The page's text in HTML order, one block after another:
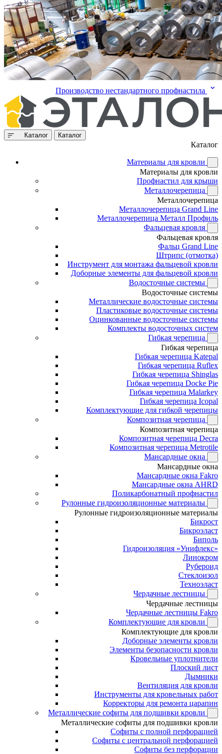
Производство нестандартного профнастила
Каталог Каталог
Каталог
Материалы для кровли
Материалы для кровли
Профнастил для крыши
Металлочерепица
Металлочерепица
Металлочерепица Grand Line
Металлочерепица Металл Профиль
Фальцевая кровля
Фальцевая кровля
Фальц Grand Line
Штрипс (отмотка)
Инструмент для монтажа фальцевой кровли
Доборные элементы для фальцевой кровли
Водосточные системы
Водосточные системы
Металлические водосточные системы
Пластиковые водосточные системы
Оцинкованные водосточные системы
Комплекты водосточных систем
Гибкая черепица
Гибкая черепица
Гибкая черепица Katepal
Гибкая черепица Ruflex
Гибкая черепица Shinglas
Гибкая черепица Docke Pie
Гибкая черепица Malarkey
Гибкая черепица Icopal
Комплектующие для гибкой черепицы
Композитная черепица
Композитная черепица
Композитная черепица Decra
Композитная черепица Metrotile
Мансардные окна
Мансардные окна
Мансардные окна Fakro
Мансардные окна AHRD
Поликарбонатный профнастил
Рулонные гидроизоляционные материалы
Рулонные гидроизоляционные материалы
Бикрост
Бикроэласт
Биполь
Гидроизоляция «Унифлекс»
Линокром
Рубероид
Стеклоизол
Техноэласт
Чердачные лестницы
Чердачные лестницы
Чердачные лестницы Fakro
Комплектующие для кровли
Комплектующие для кровли
Доборные элементы кровли
Элементы безопасности кровли
Кровельные уплотнители
Плоский лист
Дымники
Вентиляция для кровли
Инструменты для кровельных работ
Корректоры для ремонта царапин
Металлические софиты для подшивки кровли
Металлические софиты для подшивки кровли
Софиты с полной перфорацией
Софиты с центральной перфорацией
Софиты без перфорации